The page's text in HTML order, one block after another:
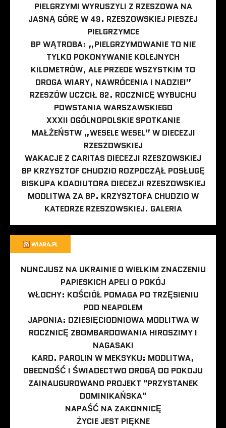
PIELGRZYMI WYRUSZYLI Z RZESZOWA NA
JASNĄ GÓRĘ W 49. RZESZOWSKIEJ PIESZEJ
PIELGRZYMCE
BP WĄTROBA: „PIELGRZYMOWANIE TO NIE
TYLKO POKONYWANIE KOLEJNYCH
KILOMETRÓW, ALE PRZEDE WSZYSTKIM TO
DROGA WIARY, NAWRÓCENIA I NADZIEI”
RZESZÓW UCZCIŁ 82. ROCZNICĘ WYBUCHU
POWSTANIA WARSZAWSKIEGO
XXXII OGÓLNOPOLSKIE SPOTKANIE
MAŁŻEŃSTW „WESELE WESEL” W DIECEZJI
RZESZOWSKIEJ
WAKACJE Z CARITAS DIECEZJI RZESZOWSKIEJ
BP KRZYSZTOF CHUDZIO ROZPOCZĄŁ POSŁUGĘ
BISKUPA KOADIUTORA DIECEZJI RZESZOWSKIEJ
MODLITWA ZA BP. KRZYSZTOFA CHUDZIO W
KATEDRZE RZESZOWSKIEJ. GALERIA
WIARA.PL
NUNCJUSZ NA UKRAINIE O WIELKIM ZNACZENIU
PAPIESKICH APELI O POKÓJ
WŁOCHY: KOŚCIÓŁ POMAGA PO TRZĘSIENIU
POD NEAPOLEM
JAPONIA: DZIESIĘCIODNIOWA MODLITWA W
ROCZNICĘ ZBOMBARDOWANIA HIROSZIMY I
NAGASAKI
KARD. PAROLIN W MEKSYKU: MODLITWA,
OBECNOŚĆ I ŚWIADECTWO DROGĄ DO POKOJU
ZAINAUGUROWANO PROJEKT "PRZYSTANEK
DOMINIKAŃSKA"
NAPAŚĆ NA ZAKONNICĘ
ŻYCIE JEST PIĘKNE